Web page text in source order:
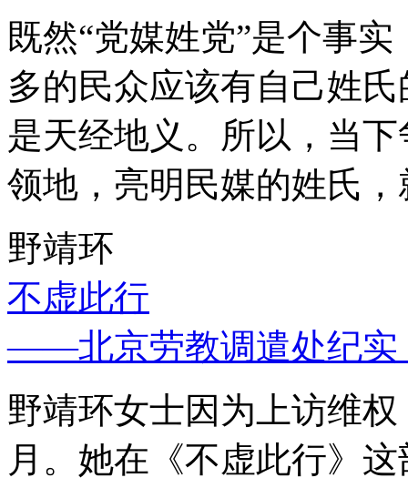
既然“党媒姓党”是个事
多的民众应该有自己姓
是天经地义。所以，当
领地，亮明民媒的姓氏
野靖环
不虚此行
——北京劳教调遣处纪实
野靖环女士因为上访维
月。她在《不虚此行》